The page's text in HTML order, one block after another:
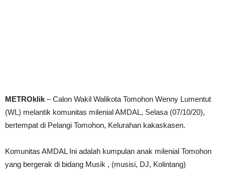
METROklik – Calon Wakil Walikota Tomohon Wenny Lumentut
(WL) melantik komunitas milenial AMDAL, Selasa (07/10/20),
bertempat di Pelangi Tomohon, Kelurahan kakaskasen.
Komunitas AMDAL Ini adalah kumpulan anak milenial Tomohon
yang bergerak di bidang Musik , (musisi, DJ, Kolintang)